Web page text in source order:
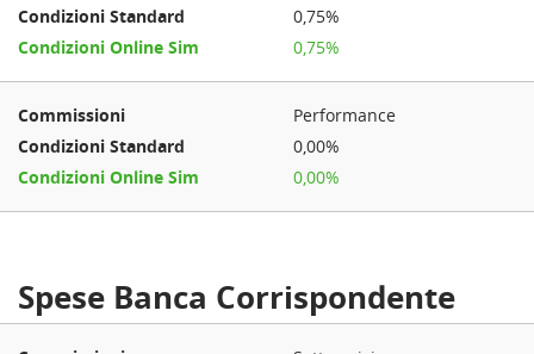
0,75%
0,75%
Performance
0,00%
0,00%
Spese Banca Corrispondente